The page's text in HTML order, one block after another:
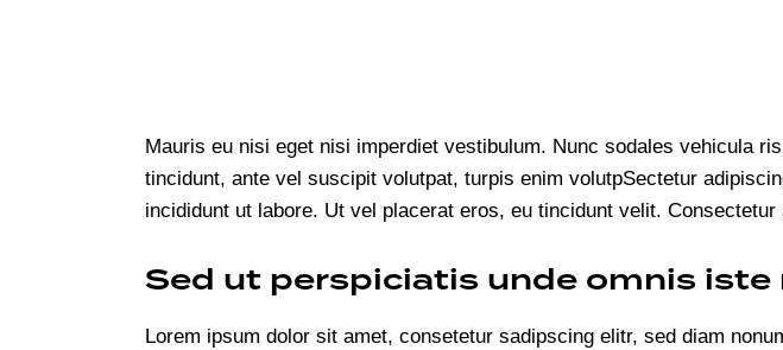
Mauris eu nisi eget nisi imperdiet vestibulum. Nunc sodales vehicula
tincidunt, ante vel suscipit volutpat, turpis enim volutpSectetur
incididunt ut labore. Ut vel placerat eros, eu tincidunt velit.
Sed ut perspiciatis unde omnis iste
Lorem ipsum dolor sit amet, consetetur sadipscing elitr, sed diam